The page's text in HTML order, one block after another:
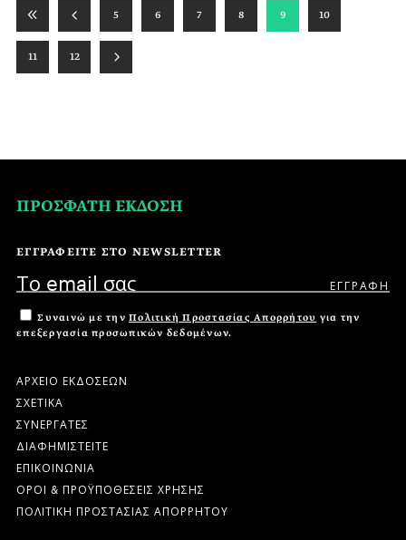
5 6 7 8 9 10
11 12
ΠΡΟΣΦΑΤΗ ΕΚΔΟΣΗ
ΕΓΓΡΑΦΕΙΤΕ ΣΤΟ NEWSLETTER
Συναινώ με την Πολιτική Προστασίας Απορρήτου για την
επεξεργασία προσωπικών δεδομένων.
ΑΡΧΕΙΟ ΕΚΔΟΣΕΩΝ
ΣΧΕΤΙΚΑ
ΣΥΝΕΡΓΑΤΕΣ
ΔΙΑΦΗΜΙΣΤΕΙΤΕ
ΕΠΙΚΟΙΝΩΝΙΑ
ΟΡΟΙ & ΠΡΟΫΠΟΘΕΣΕΙΣ ΧΡΗΣΗΣ
ΠΟΛΙΤΙΚΗ ΠΡΟΣΤΑΣΙΑΣ ΑΠΟΡΡΗΤΟΥ